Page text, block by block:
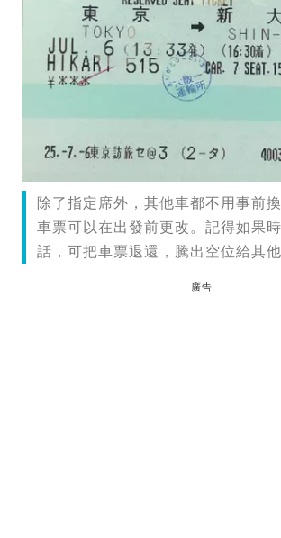
除了指定席外，其他車都不用事前
車票可以在出發前更改。記得如果
話，可把車票退還，騰出空位給其他
廣告